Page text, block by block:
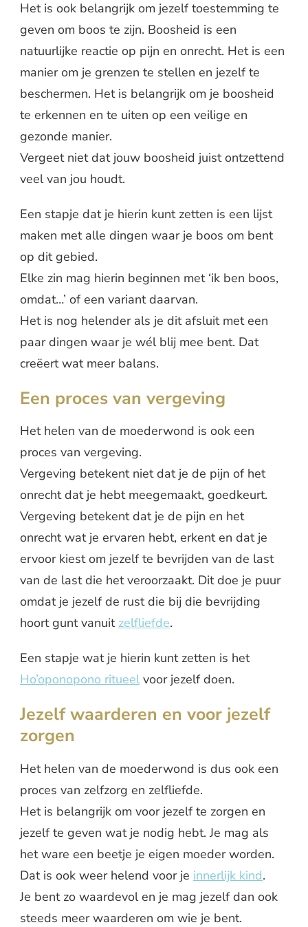
Het is ook belangrijk om jezelf toestemming te
geven om boos te zijn. Boosheid is een
natuurlijke reactie op pijn en onrecht. Het is een
manier om je grenzen te stellen en jezelf te
beschermen. Het is belangrijk om je boosheid
te erkennen en te uiten op een veilige en
gezonde manier.
Vergeet niet dat jouw boosheid juist ontzettend
veel van jou houdt.
Een stapje dat je hierin kunt zetten is een lijst
maken met alle dingen waar je boos om bent
op dit gebied.
Elke zin mag hierin beginnen met ‘ik ben boos,
omdat…’ of een variant daarvan.
Het is nog helender als je dit afsluit met een
paar dingen waar je wél blij mee bent. Dat
creëert wat meer balans.
Een proces van vergeving
Het helen van de moederwond is ook een
proces van vergeving.
Vergeving betekent niet dat je de pijn of het
onrecht dat je hebt meegemaakt, goedkeurt.
Vergeving betekent dat je de pijn en het
onrecht wat je ervaren hebt, erkent en dat je
ervoor kiest om jezelf te bevrijden van de last
van de last die het veroorzaakt. Dit doe je puur
omdat je jezelf de rust die bij die bevrijding
hoort gunt vanuit zelfliefde.
Een stapje wat je hierin kunt zetten is het
Ho’oponopono ritueel voor jezelf doen.
Jezelf waarderen en voor jezelf
zorgen
Het helen van de moederwond is dus ook een
proces van zelfzorg en zelfliefde.
Het is belangrijk om voor jezelf te zorgen en
jezelf te geven wat je nodig hebt. Je mag als
het ware een beetje je eigen moeder worden.
Dat is ook weer helend voor je innerlijk kind.
Je bent zo waardevol en je mag jezelf dan ook
steeds meer waarderen om wie je bent.